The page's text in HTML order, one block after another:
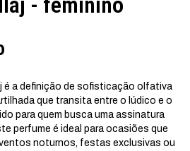
é a definição de sofisticação olfativa
que transita entre o lúdico e o
para quem busca uma assinatura
perfume é ideal para ocasiões que
noturnos, festas exclusivas ou